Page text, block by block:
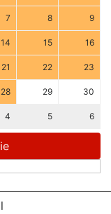
7 8 9
14 15 16
21 22 23
28 29 30
4 5 6